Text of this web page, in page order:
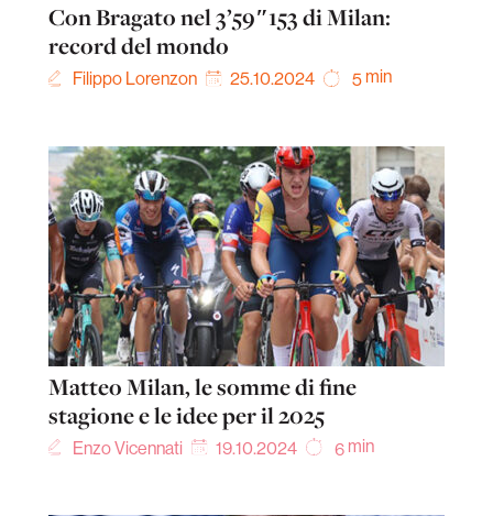
Con Bragato nel 3’59″153 di Milan:
record del mondo
Filippo Lorenzon 25.10.2024 5min
Matteo Milan, le somme di fine
stagione e le idee per il 2025
Enzo Vicennati 19.10.2024 6 min